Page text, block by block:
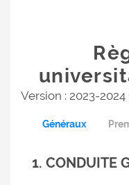
Version : 2023-2024
Généraux
1. CONDUITE